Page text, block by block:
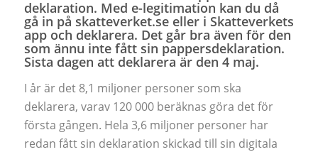
deklaration. Med e-legitimation kan du då
gå in på skatteverket.se eller i Skatteverkets
app och deklarera. Det går bra även för den
som ännu inte fått sin pappersdeklaration.
Sista dagen att deklarera är den 4 maj.
I år är det 8,1 miljoner personer som ska
deklarera, varav 120 000 beräknas göra det för
första gången. Hela 3,6 miljoner personer har
redan fått sin deklaration skickad till sin digitala